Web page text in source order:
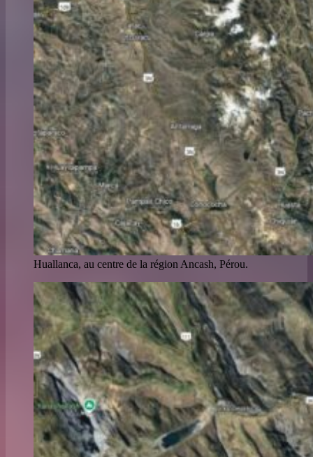
Huallanca, au centre de la région Ancash, Pérou.